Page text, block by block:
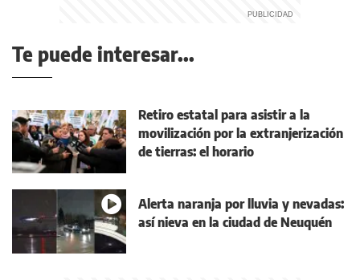
Te puede interesar...
Retiro estatal para asistir a la
movilización por la extranjerización
de tierras: el horario
Alerta naranja por lluvia y nevadas:
así nieva en la ciudad de Neuquén